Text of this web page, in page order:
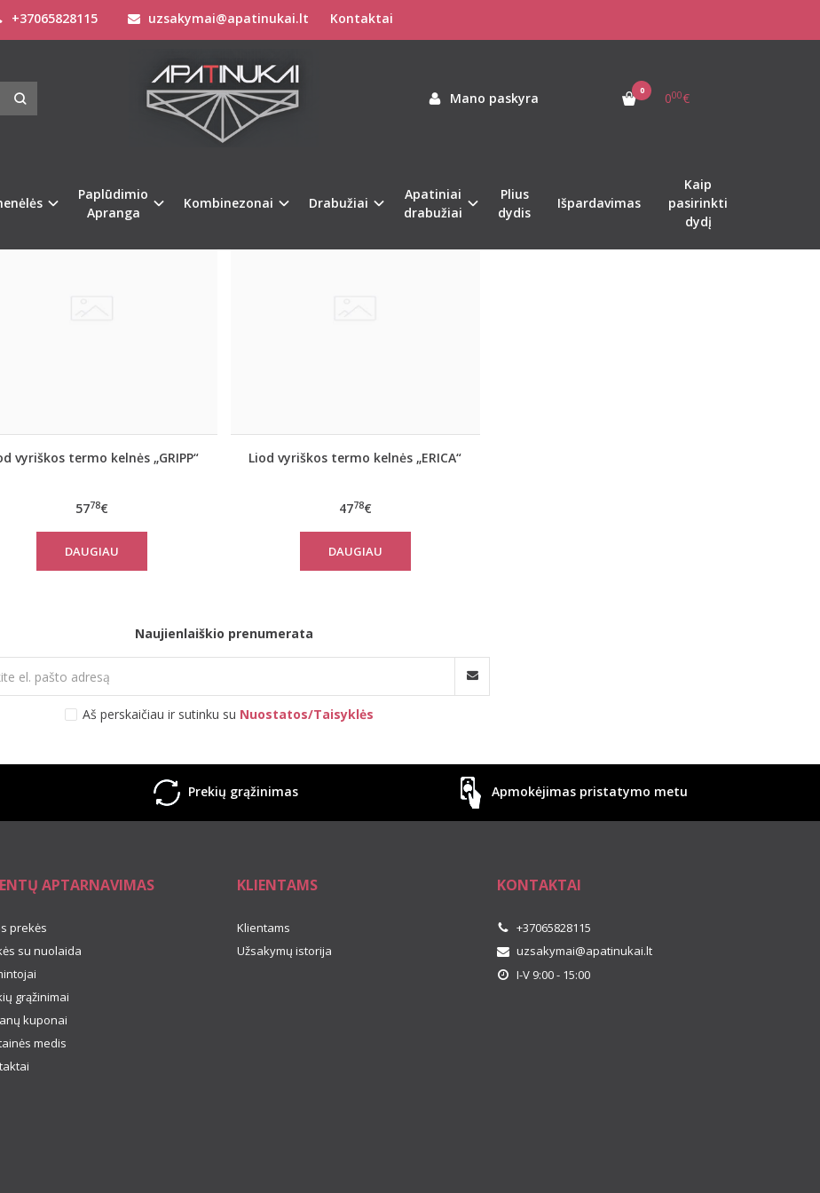
+37065828115 uzsakymai@apatinukai.lt Kontaktai
Mano paskyra 0 000€
Paplūdimio
Apranga
Kombinezonai Drabužiai
Apatiniai
drabužiai
Plius
dydis
Išpardavimas
Kaip
pasirinkti
dydį
vyriškos termo kelnės „GRIPP“
5778€
DAUGIAU
Liod vyriškos termo kelnės „ERICA“
4778€
DAUGIAU
Naujienlaiškio prenumerata
Aš perskaičiau ir sutinku su Nuostatos/Taisyklės
Prekių grąžinimas Apmokėjimas pristatymo metu
APTARNAVIMAS
prekės
su nuolaida
grąžinimai
kuponai
medis
KLIENTAMS
Klientams
Užsakymų istorija
KONTAKTAI
+37065828115
uzsakymai@apatinukai.lt
I-V 9:00 - 15:00